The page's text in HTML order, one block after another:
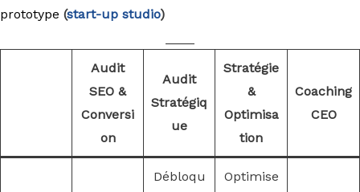
prototype (start-up studio)
Audit
SEO &
Conversi
on
Audit
Stratégiq
ue
Stratégie
&
Optimisa
tion
Coaching
CEO
Débloqu
Optimise